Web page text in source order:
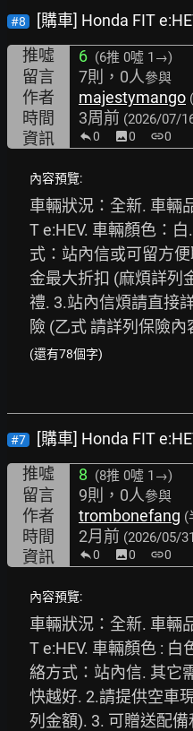
#8
[購車] Honda FIT
推噓
6 (6推 0噓 1→)
留言 7則，0人參與
作者 majestymango
時間 3周前 (2026/07/
資訊 0 image0 link0
內容預覽:
車輛狀況：全新. 車輛
T e:HEV. 車輛顏色：
式：站內信或可留方
金最大折扣 (麻煩詳列
禮. 3.站內信煩請直接
險 (乙式 請詳列保險內
(還有78個字)
#7
[購車] Honda FIT
推噓
8 (8推 0噓 1→)
留言 9則，0人參與
作者 trombonefang (
時間 2月前 (2026/05/
資訊 0 image0 link0
內容預覽:
車輛狀況：全新. 車輛
T e:HEV. 車輛顏色 :
絡方式：站內信. 其它
快越好. 2.請提供空車
列金額). 3. 可贈送配